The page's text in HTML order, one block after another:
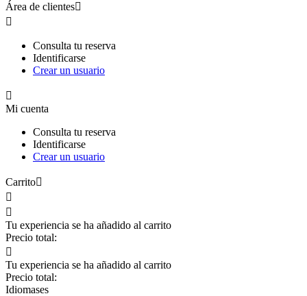
Área de clientes

Consulta tu reserva
Identificarse
Crear un usuario

Mi cuenta
Consulta tu reserva
Identificarse
Crear un usuario
Carrito


Tu experiencia se ha añadido al carrito
Precio total:

Tu experiencia se ha añadido al carrito
Precio total:
Idiomases